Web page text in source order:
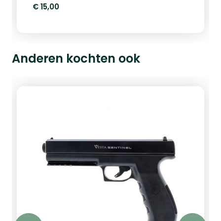
€ 15,00
Anderen kochten ook